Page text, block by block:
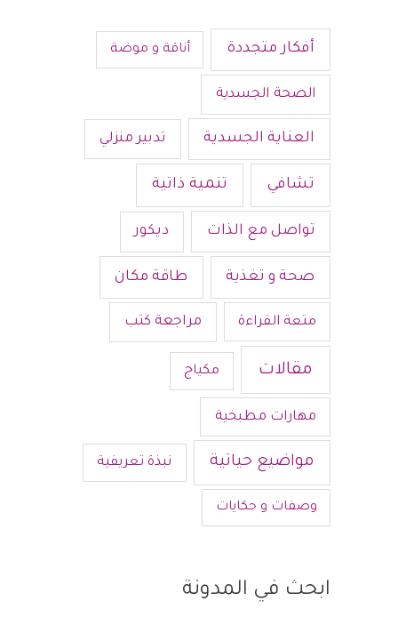
أفكار متجددة أناقة و موضة
الصحة الجسدية
العناية الجسدية تدبير منزلي
تشافي تنمية ذاتية
تواصل مع الذات ديكور
صحة و تغذية طاقة مكان
متعة القراءة مراجعة كتب
مقالات مكياج
مهارات مطبخية
مواضيع حياتية نبذة تعريفية
وصفات و حكايات
ابحث في المدونة